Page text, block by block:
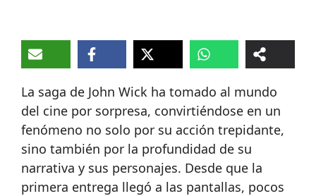
La saga de John Wick ha tomado al mundo
del cine por sorpresa, convirtiéndose en un
fenómeno no solo por su acción trepidante,
sino también por la profundidad de su
narrativa y sus personajes. Desde que la
primera entrega llegó a las pantallas, pocos